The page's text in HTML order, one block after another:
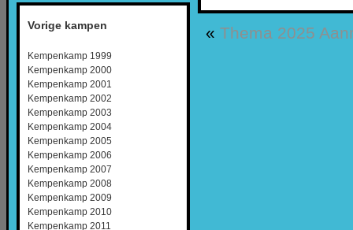
Vorige kampen
Kempenkamp 1999
Kempenkamp 2000
Kempenkamp 2001
Kempenkamp 2002
Kempenkamp 2003
Kempenkamp 2004
Kempenkamp 2005
Kempenkamp 2006
Kempenkamp 2007
Kempenkamp 2008
Kempenkamp 2009
Kempenkamp 2010
Kempenkamp 2011
« Thema 2025